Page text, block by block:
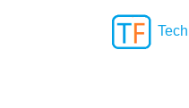
Tech